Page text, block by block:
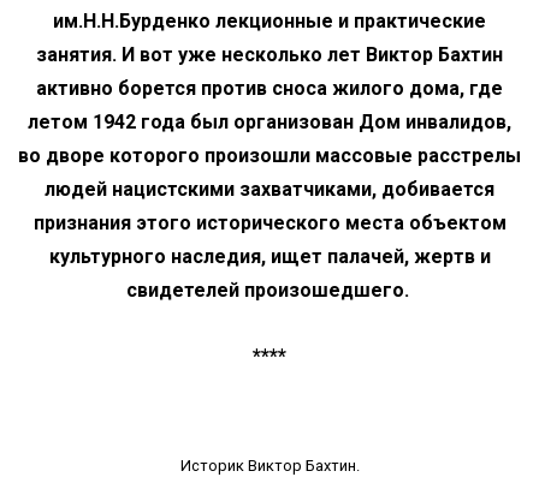
им.Н.Н.Бурденко лекционные и практические
занятия. И вот уже несколько лет Виктор Бахтин
активно борется против сноса жилого дома, где
летом 1942 года был организован Дом инвалидов,
во дворе которого произошли массовые расстрелы
людей нацистскими захватчиками, добивается
признания этого исторического места объектом
культурного наследия, ищет палачей, жертв и
свидетелей произошедшего.
****
Историк Виктор Бахтин.